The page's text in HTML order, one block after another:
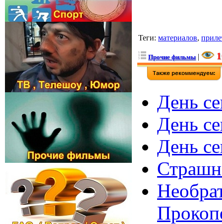
Теги: материалов,
Прочие фильмы|
День
День
День